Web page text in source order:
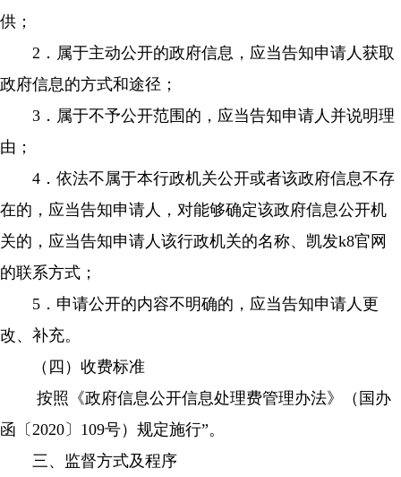
供；
2．属于主动公开的政府信息，应当告知申请人获取
政府信息的方式和途径；
3．属于不予公开范围的，应当告知申请人并说明理
由；
4．依法不属于本行政机关公开或者该政府信息不存
在的，应当告知申请人，对能够确定该政府信息公开机
关的，应当告知申请人该行政机关的名称、凯发k8官网
的联系方式；
5．申请公开的内容不明确的，应当告知申请人更
改、补充。
（四）收费标准
按照《政府信息公开信息处理费管理办法》（国办
函〔2020〕109号）规定施行”。
三、监督方式及程序